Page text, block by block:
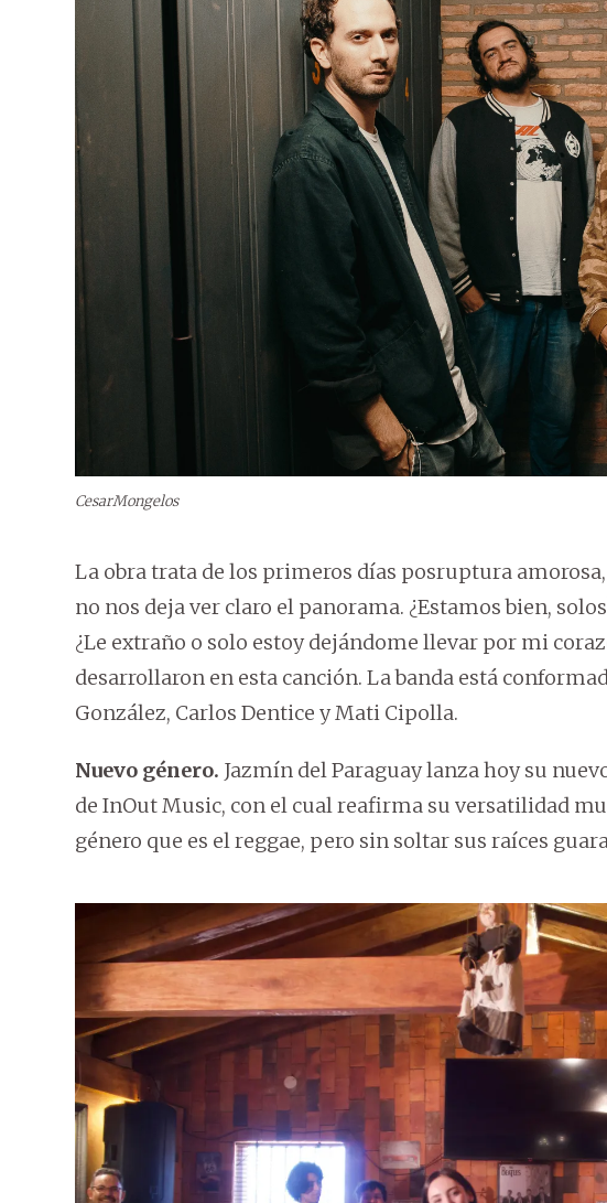
CesarMongelos
La obra trata de los primeros días posruptura
no nos deja ver claro el panorama. ¿Estamos bien,
¿Le extraño o solo estoy dejándome llevar por mi
desarrollaron en esta canción. La banda está
González, Carlos Dentice y Mati Cipolla.
Nuevo género. Jazmín del Paraguay lanza hoy su
de InOut Music, con el cual reafirma su versatilidad
género que es el reggae, pero sin soltar sus raíces